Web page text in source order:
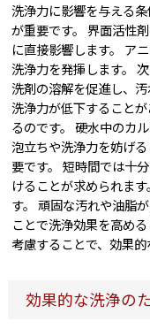
洗浄力に影響を与える
が重要です。 界面活性
に直接影響します。 ア
洗浄力を発揮します。
洗剤の溶解を促進し、
洗浄力が低下すること
るのです。 硬水中のカ
泡立ちや洗浄力を妨げ
要です。 短時間では十
けることが求められま
す。 頑固な汚れや油脂
ことで洗浄効果を高め
考慮することで、効果的
効果的な洗浄の